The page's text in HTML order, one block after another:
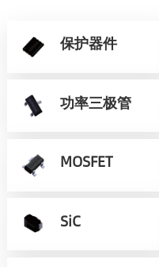
保护器件
功率三极管
MOSFET
SiC